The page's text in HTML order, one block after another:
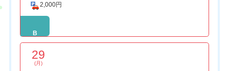
2,000円
B
29
(月)